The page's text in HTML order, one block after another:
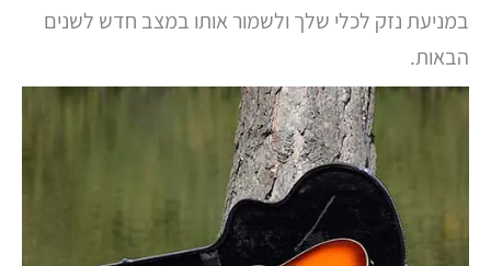
במניעת נזק לכלי שלך ולשמור אותו במצב חדש לשנים
הבאות.